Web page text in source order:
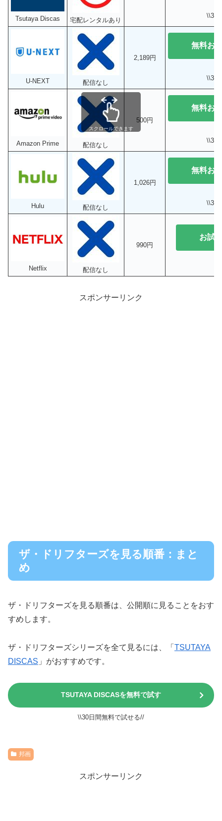
Tsutaya Discas 宅配レンタルあり
\\30
U-NEXT 配信なし
2,189円
無料お
\\31
Amazon Prime 配信なし
500円
無料お
\\30
Hulu 配信なし
1,026円
無料お
\\31
Netflix 配信なし
990円
お試
スクロールできます
スポンサーリンク
ザ・ドリフターズを見る順番：まと
め
ザ・ドリフターズを見る順番は、公開順に見ることをおす
すめします。
ザ・ドリフターズシリーズを全て見るには、「 TSUTAYA
DISCAS 」がおすすめです。
TSUTAYA DISCASを無料で試す
\\30日間無料で試せる//
邦画
スポンサーリンク